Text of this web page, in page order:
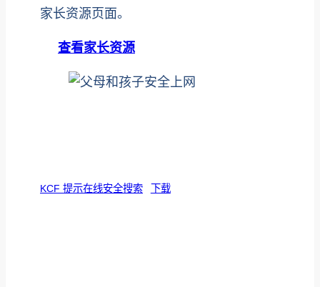
家长资源页面。
查看家长资源
KCF 提示在线安全搜索 下载